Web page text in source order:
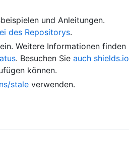
und Anleitungen.
des Repositorys.
Weitere Informationen finden
. Besuchen Sie auch shields.io
können.
stale verwenden.